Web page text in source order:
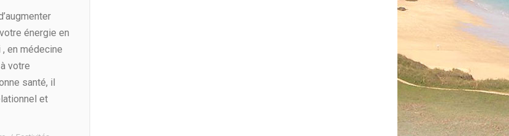
énergie en
en médecine
votre
santé, il
et